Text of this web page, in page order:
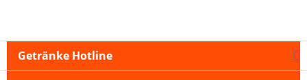
Getränke Hotline